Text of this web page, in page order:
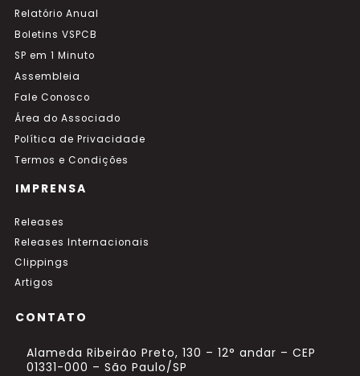
Relatório Anual
Boletins VSPCB
SP em 1 Minuto
Assembleia
Fale Conosco
Área do Associado
Política de Privacidade
Termos e Condições
IMPRENSA
Releases
Releases Internacionais
Clippings
Artigos
CONTATO
Alameda Ribeirão Preto, 130 – 12° andar – CEP
01331-000 – São Paulo/SP